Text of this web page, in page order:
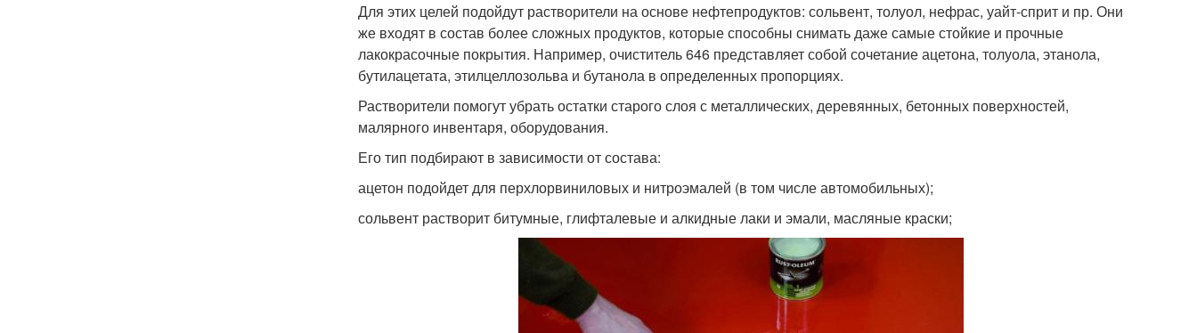
Для этих целей подойдут растворители на основе нефтепродуктов: сольвент, толуол, нефрас, уайт-сприт и пр. Они
же входят в состав более сложных продуктов, которые способны снимать даже самые стойкие и прочные
лакокрасочные покрытия. Например, очиститель 646 представляет собой сочетание ацетона, толуола, этанола,
бутилацетата, этилцеллозольва и бутанола в определенных пропорциях.
Растворители помогут убрать остатки старого слоя с металлических, деревянных, бетонных поверхностей,
малярного инвентаря, оборудования.
Его тип подбирают в зависимости от состава:
ацетон подойдет для перхлорвиниловых и нитроэмалей (в том числе автомобильных);
сольвент растворит битумные, глифталевые и алкидные лаки и эмали, масляные краски;